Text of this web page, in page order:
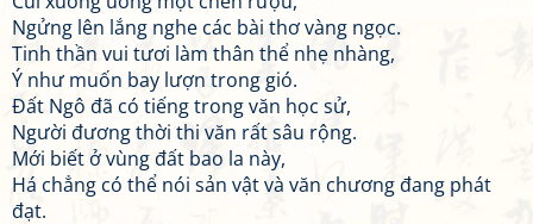
Ngửng lên lắng nghe các bài thơ vàng ngọc.
Tinh thần vui tươi làm thân thể nhẹ nhàng,
Ý như muốn bay lượn trong gió.
Đất Ngô đã có tiếng trong văn học sử,
Người đương thời thi văn rất sâu rộng.
Mới biết ở vùng đất bao la này,
Há chẳng có thể nói sản vật và văn chương đang phát
đạt.